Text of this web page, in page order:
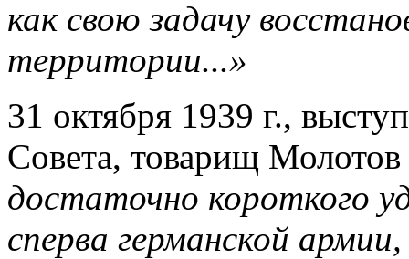
как свою задачу
территории...»
31 октября 1939 г.,
Совета, товарищ
достаточно короткого
сперва германской